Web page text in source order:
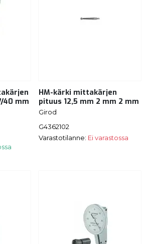
40 mm
HM-kärki mittakärjen
pituus 12,5 mm 2 mm 2 mm
Girod
G4362102
Varastotilanne: Ei varastossa